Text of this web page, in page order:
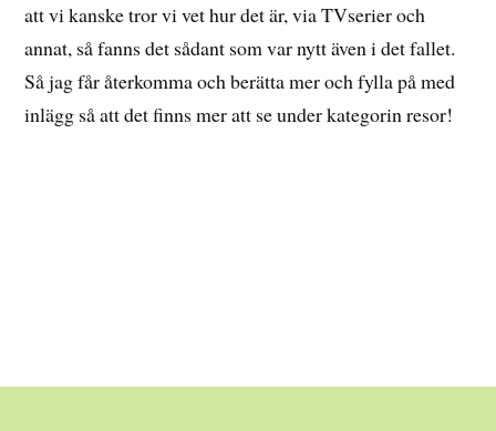
att vi kanske tror vi vet hur det är, via TVserier och
annat, så fanns det sådant som var nytt även i det fallet.
Så jag får återkomma och berätta mer och fylla på med
inlägg så att det finns mer att se under kategorin resor!